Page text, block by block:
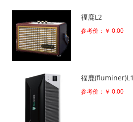
福鹿L2
参考价：￥ 0.00
福鹿(fluminer)L1
参考价：￥ 0.00